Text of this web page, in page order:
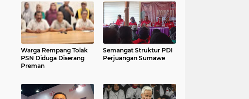
Warga Rempang Tolak
PSN Diduga Diserang
Preman
Semangat Struktur PDI
Perjuangan Sumawe